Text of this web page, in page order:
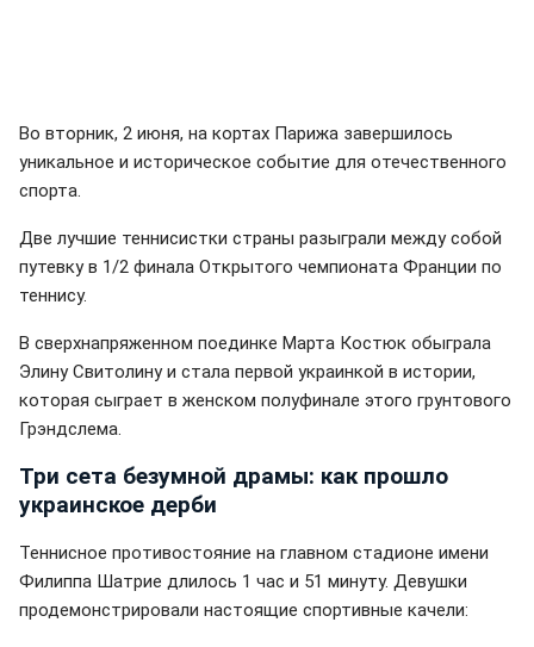
Во вторник, 2 июня, на кортах Парижа завершилось
уникальное и историческое событие для отечественного
спорта.
Две лучшие теннисистки страны разыграли между собой
путевку в 1/2 финала Открытого чемпионата Франции по
теннису.
В сверхнапряженном поединке Марта Костюк обыграла
Элину Свитолину и стала первой украинкой в истории,
которая сыграет в женском полуфинале этого грунтового
Грэндслема.
Три сета безумной драмы: как прошло
украинское дерби
Теннисное противостояние на главном стадионе имени
Филиппа Шатрие длилось 1 час и 51 минуту. Девушки
продемонстрировали настоящие спортивные качели: